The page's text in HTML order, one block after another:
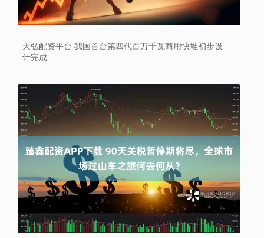
天弘配资平台 我国首台第四代百万千瓦商用快堆初步设
计完成